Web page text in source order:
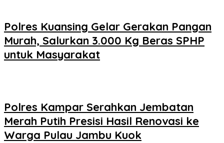
Polres Kuansing Gelar Gerakan Pangan
Murah, Salurkan 3.000 Kg Beras SPHP
untuk Masyarakat
Polres Kampar Serahkan Jembatan
Merah Putih Presisi Hasil Renovasi ke
Warga Pulau Jambu Kuok